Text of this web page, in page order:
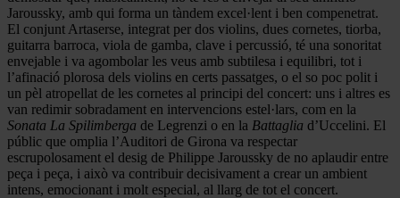
Jaroussky, amb qui forma un tàndem excel·lent i ben compenetrat.
El conjunt Artaserse, integrat per dos violins, dues cornetes, tiorba,
guitarra barroca, viola de gamba, clave i percussió, té una sonoritat
envejable i va agombolar les veus amb subtilesa i equilibri, tot i
l’afinació plorosa dels violins en certs passatges, o el so poc polit i
un pèl atropellat de les cornetes al principi del concert: uns i altres es
van redimir sobradament en intervencions estel·lars, com en la
Sonata La Spilimberga de Legrenzi o en la Battaglia d’Uccelini. El
públic que omplia l’Auditori de Girona va respectar
escrupolosament el desig de Philippe Jaroussky de no aplaudir entre
peça i peça, i això va contribuir decisivament a crear un ambient
intens, emocionant i molt especial, al llarg de tot el concert.